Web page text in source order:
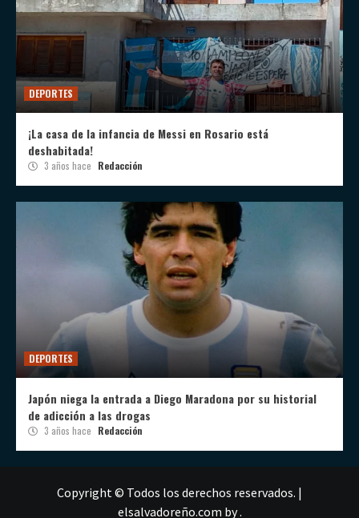
DEPORTES
¡La casa de la infancia de Messi en Rosario está
deshabitada!
3 años hace Redacción
DEPORTES
Japón niega la entrada a Diego Maradona por su historial
de adicción a las drogas
3 años hace Redacción
Copyright © Todos los derechos reservados. |
elsalvadoreño.com by .